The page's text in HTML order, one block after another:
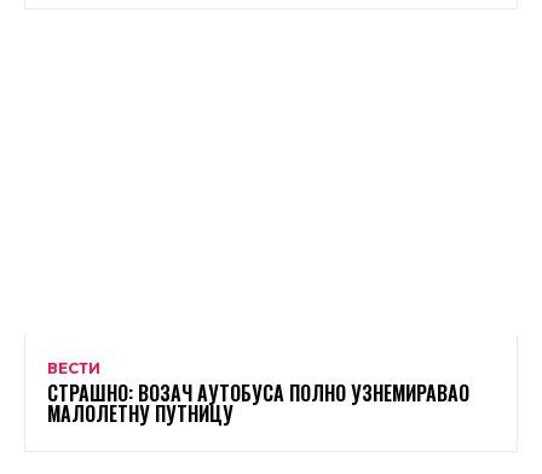
ВЕСТИ
СТРАШНО: ВОЗАЧ АУТОБУСА ПОЛНО УЗНЕМИРАВАО
МАЛОЛЕТНУ ПУТНИЦУ